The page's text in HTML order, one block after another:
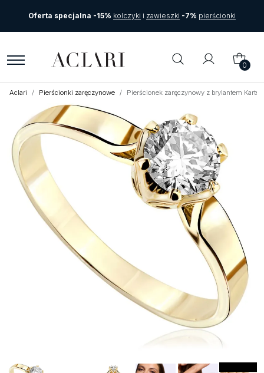
Oferta specjalna -15% kolczyki i zawieszki -7% pierścionki
0
Aclari Pierścionki zaręczynowe Pierścionek zaręczynowy z brylantem